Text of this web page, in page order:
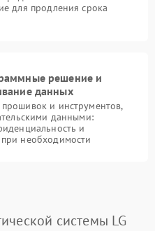
для продления срока
решение и
данных
и инструментов,
данными:
и
необходимости
системы LG